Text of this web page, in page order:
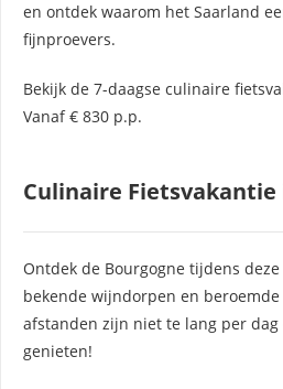
en ontdek waarom het Saarland
fijnproevers.
Bekijk de 7-daagse culinaire
Vanaf € 830 p.p.
Culinaire Fietsvakantie
Ontdek de Bourgogne tijdens
bekende wijndorpen en
afstanden zijn niet te lang per
genieten!